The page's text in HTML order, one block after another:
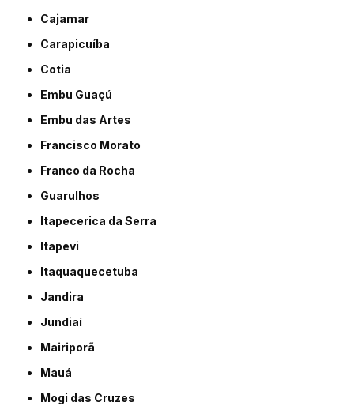
Cajamar
Carapicuíba
Cotia
Embu Guaçú
Embu das Artes
Francisco Morato
Franco da Rocha
Guarulhos
Itapecerica da Serra
Itapevi
Itaquaquecetuba
Jandira
Jundiaí
Mairiporã
Mauá
Mogi das Cruzes